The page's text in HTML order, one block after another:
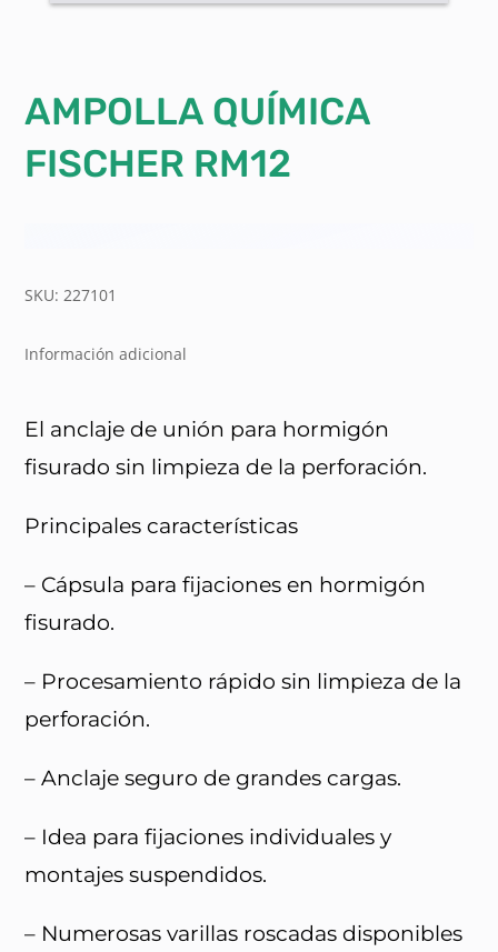
AMPOLLA QUÍMICA
FISCHER RM12
SKU: 227101
Información adicional
El anclaje de unión para hormigón
fisurado sin limpieza de la perforación.
Principales características
– Cápsula para fijaciones en hormigón
fisurado.
– Procesamiento rápido sin limpieza de la
perforación.
– Anclaje seguro de grandes cargas.
– Idea para fijaciones individuales y
montajes suspendidos.
– Numerosas varillas roscadas disponibles